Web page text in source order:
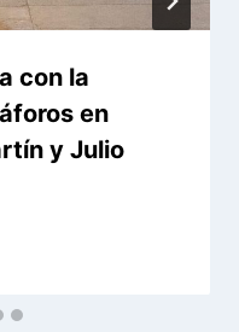
con la
en
y Julio